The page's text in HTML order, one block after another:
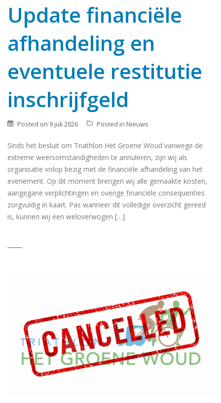
Update financiële
afhandeling en
eventuele restitutie
inschrijfgeld
Posted on 9 juli 2026 Posted in Nieuws
Sinds het besluit om Triathlon Het Groene Woud vanwege de
extreme weersomstandigheden te annuleren, zijn wij als
organisatie volop bezig met de financiële afhandeling van het
evenement. Op dit moment brengen wij alle gemaakte kosten,
aangegane verplichtingen en overige financiële consequenties
zorgvuldig in kaart. Pas wanneer dit volledige overzicht gereed
is, kunnen wij een weloverwogen […]